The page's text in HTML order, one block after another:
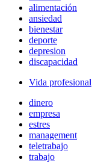
alimentación
ansiedad
bienestar
deporte
depresion
discapacidad
Vida profesional
dinero
empresa
estres
management
teletrabajo
trabajo